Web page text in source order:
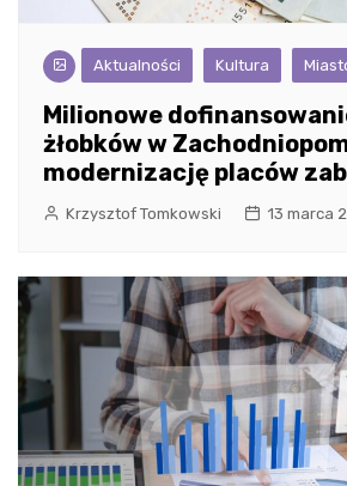
Aktualności Kultura
Milionowe
żłobków w
modernizację placów
Krzysztof Tomkowski 13 marca